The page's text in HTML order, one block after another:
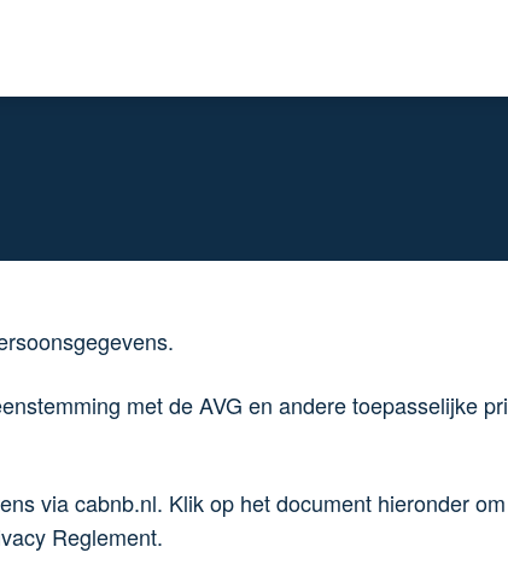
met de AVG en andere toepasselijke
via cabnb.nl. Klik op het document hieronder
Reglement.